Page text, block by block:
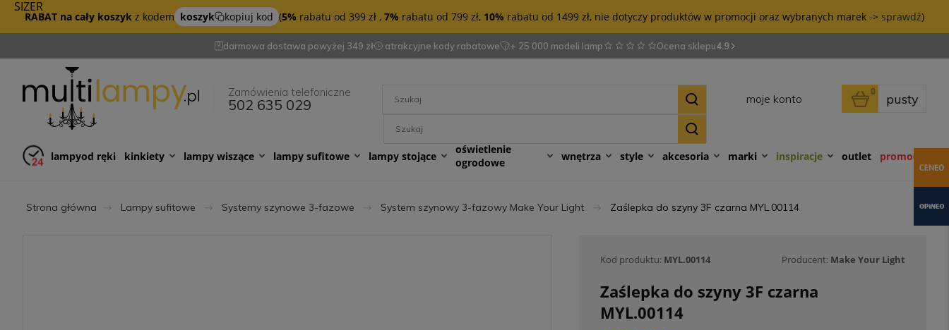
RABAT na cały koszyk z kodem koszyk kopiuj kod (5% rabatu od 399 zł , 7% rabatu od 799 zł, 10% rabatu od 1499 zł, nie dotyczy produktów w promocji oraz wybranych marek -> sprawdź)
darmowa dostawa powyżej 349 zł atrakcyjne kody rabatowe + 25 000 modeli lamp Ocena sklepu4.9
Zamówienia telefoniczne
502 635 029 moje konto pusty
0
lampyod ręki kinkiety lampy wiszące lampy sufitowe lampy stojące
oświetlenie
ogrodowe
wnętrza style akcesoria marki outlet promocje
inspiracje
Strona główna Lampy sufitowe Systemy szynowe 3-fazowe System szynowy 3-fazowy Make Your Light Zaślepka do szyny 3F czarna MYL.00114
Kod produktu: MYL.00114 Producent: Make Your Light
Zaślepka do szyny 3F czarna
MYL.00114
SIZER